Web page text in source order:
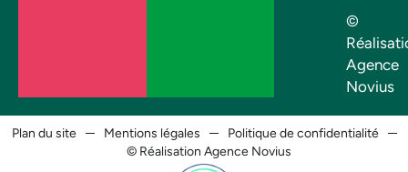
©
Agence
Novius
Plan du site Mentions légales
Politique de confidentialité
© Réalisation Agence Novius